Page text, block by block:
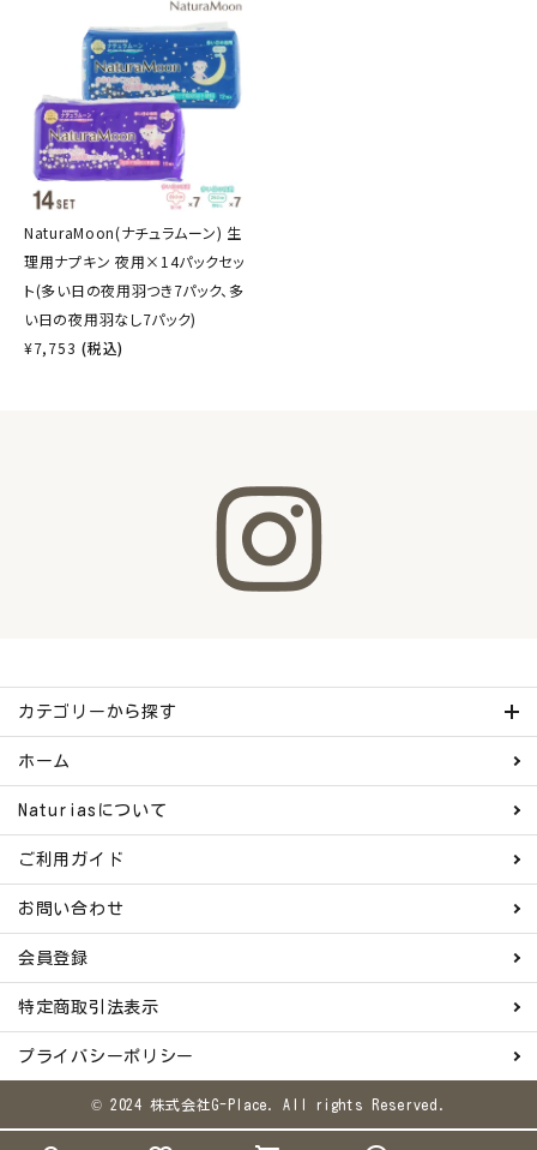
NaturaMoon(ナチュラムーン) 生
理用ナプキン 夜用×14パックセッ
ト(多い日の夜用羽つき7パック、多
い日の夜用羽なし7パック)
¥7,753 (税込)
カテゴリーから探す
ホーム
Naturiasについて
ご利用ガイド
お問い合わせ
会員登録
特定商取引法表示
プライバシーポリシー
© 2024 株式会社G-Place. All rights Reserved.